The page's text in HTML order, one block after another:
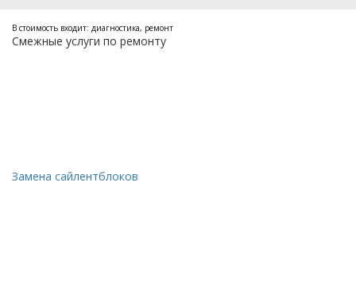
В стоимость входит: диагностика, ремонт
Смежные услуги по ремонту
Замена сайлентблоков